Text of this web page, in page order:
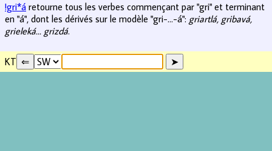
!gri*á retourne tous les verbes commençant par "gri" et terminant
en "á", dont les dérivés sur le modèle "gri-...-á": griartlá, gribavá,
grieleká... grizdá.
KT